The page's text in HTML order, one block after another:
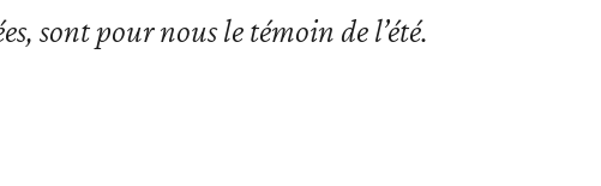
sont pour nous le témoin de l’été.